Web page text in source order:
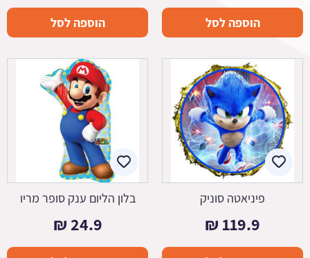
הוספה לסל הוספה לסל
פיניאטה סוניק
119.9
₪
בלון הליום ענק סופר מריו
24.9
₪